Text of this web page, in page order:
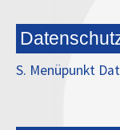
S. Menüpunkt